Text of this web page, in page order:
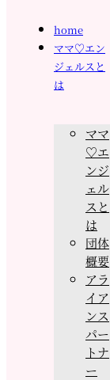
home
ママ♡エン
ジェルスと
は
ママ
♡エ
ンジ
ェル
スと
は
団体
概要
アラ
イア
ンス
パー
トナ
ー